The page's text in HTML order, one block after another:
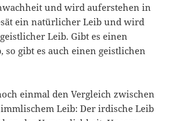
und wird auferstehen in
ein natürlicher Leib und wird
Leib. Gibt es einen
so gibt es auch einen geistlichen
einmal den Vergleich zwischen
Leib: Der irdische Leib